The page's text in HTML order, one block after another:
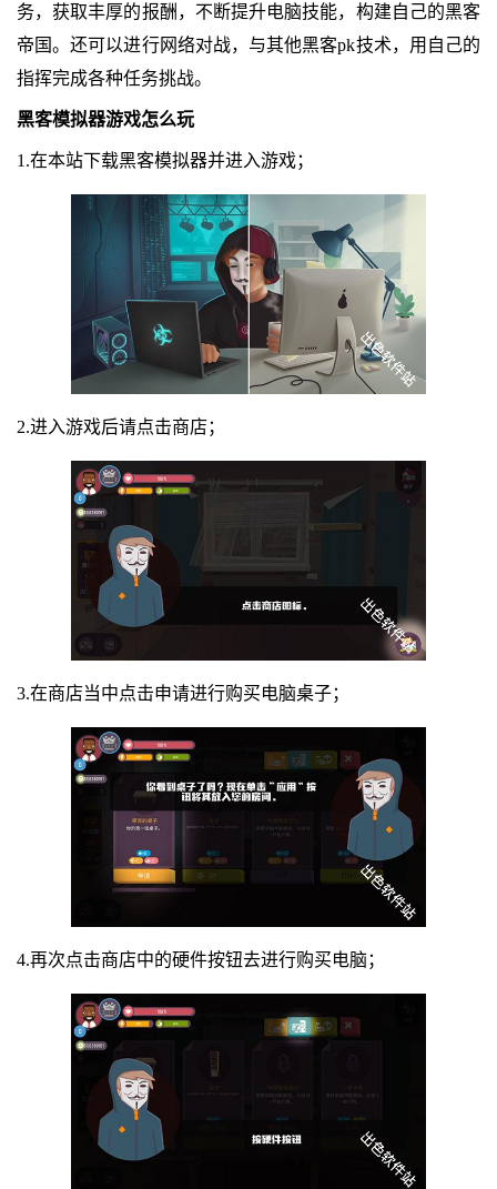
务，获取丰厚的报酬，不断提升电脑技能，构建自己的黑客
帝国。还可以进行网络对战，与其他黑客pk技术，用自己的
指挥完成各种任务挑战。
黑客模拟器游戏怎么玩
1.在本站下载黑客模拟器并进入游戏；
2.进入游戏后请点击商店；
3.在商店当中点击申请进行购买电脑桌子；
4.再次点击商店中的硬件按钮去进行购买电脑；